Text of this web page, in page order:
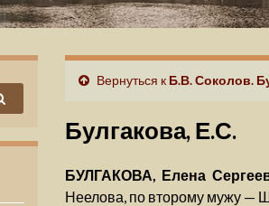
Вернуться к Б.В. Соколов.
Булгакова, Е.С.
БУЛГАКОВА, Елена
Неелова, по второму мужу —